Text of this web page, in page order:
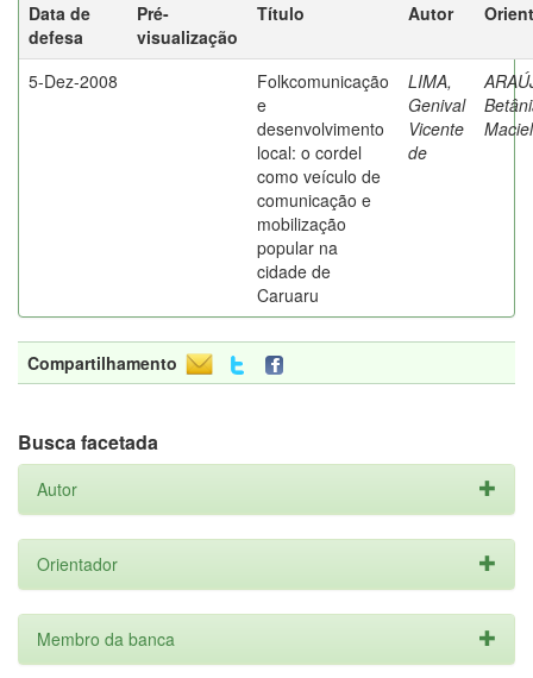
Data de
defesa
Pré-
visualização
Título Autor
5-Dez-2008
Folkcomunicação
e
desenvolvimento
local: o cordel
como veículo de
comunicação e
mobilização
popular na
cidade de
Caruaru
LIMA,
Genival
Vicente
de
Compartilhamento
Busca facetada
Autor
Orientador
Membro da banca